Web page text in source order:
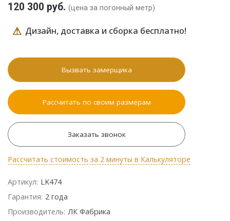
120 300 руб. (цена за погонный метр)
⚠ Дизайн, доставка и сборка бесплатно!
Вызвать замерщика
Рассчитать по своим размерам
Заказать звонок
Рассчитать стоимость за 2 минуты в Калькуляторе
Артикул: LK474
Гарантия: 2 года
Производитель: ЛК Фабрика